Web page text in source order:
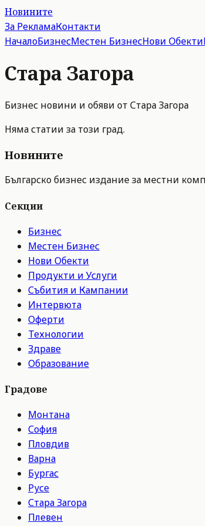
Новините
За РекламаКонтакти
НачалоБизнесМестен БизнесНови Обекти
Стара Загора
Бизнес новини и обяви от Стара Загора
Няма статии за този град.
Новините
Българско бизнес издание за местни
Секции
Бизнес
Местен Бизнес
Нови Обекти
Продукти и Услуги
Събития и Кампании
Интервюта
Оферти
Технологии
Здраве
Образование
Градове
Монтана
София
Пловдив
Варна
Бургас
Русе
Стара Загора
Плевен